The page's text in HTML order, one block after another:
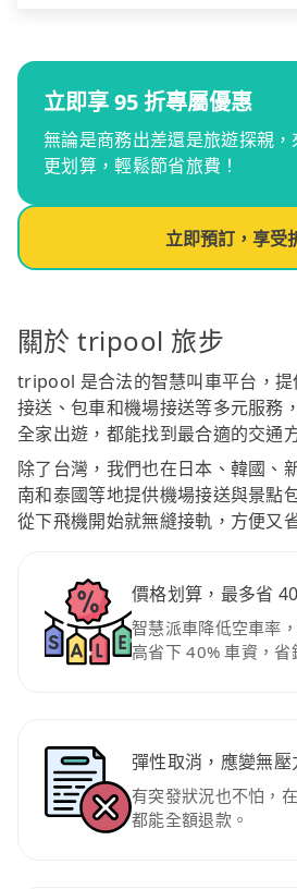
立即享 95 折專屬優惠
無論是商務出差還是旅遊探親
更划算，輕鬆節省旅費！
立即預訂，享受
關於 tripool 旅步
tripool 是合法的智慧叫車平台，
接送、包車和機場接送等多元服務
全家出遊，都能找到最合適的交通
除了台灣，我們也在日本、韓國、
南和泰國等地提供機場接送與景點
從下飛機開始就無縫接軌，方便又
價格划算，最多省
智慧派車降低空車率
高省下 40% 車資，省
彈性取消，應變無壓
有突發狀況也不怕，
都能全額退款。